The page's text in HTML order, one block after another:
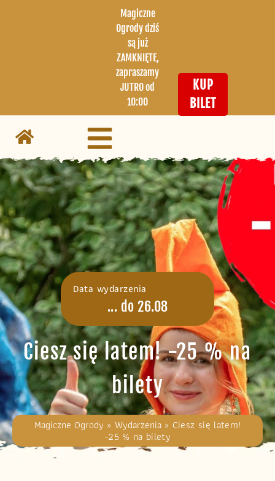
Magiczne
Ogrody dziś
są już
ZAMKNIĘTE,
zapraszamy
JUTRO od
10:00
KUP
BILET
Data wydarzenia
... do 26.08
Ciesz się latem! -25 % na
bilety
Magiczne Ogrody » Wydarzenia» Ciesz się latem!
-25 % na bilety